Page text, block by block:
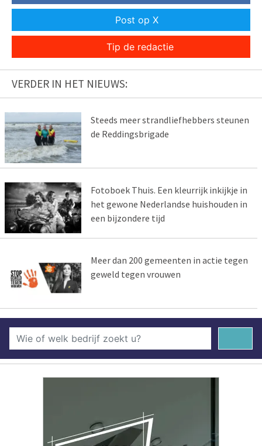
Post op X
Tip de redactie
VERDER IN HET NIEUWS:
Steeds meer strandliefhebbers steunen
de Reddingsbrigade
Fotoboek Thuis. Een kleurrijk inkijkje in
het gewone Nederlandse huishouden in
een bijzondere tijd
Meer dan 200 gemeenten in actie tegen
geweld tegen vrouwen